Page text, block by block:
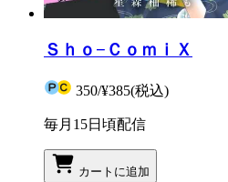
Ｓｈｏ−ＣｏｍｉＸ
350/¥385(税込)
毎月15日頃配信
カートに追加